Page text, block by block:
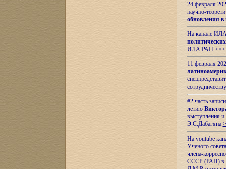
24 февраля
научно-
обновления в
На канале
ИЛА РАН >>>
11 февраля
#2 часть
летию
выступления
Э.С.Дабагяна
На youtube
Ученого
члена-
СССР (РАН) в